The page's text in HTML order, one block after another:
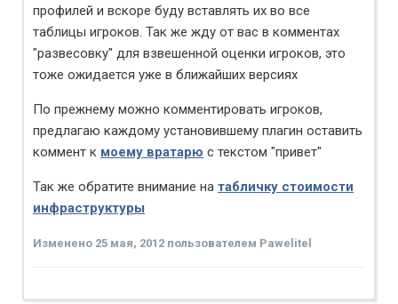
профилей и вскоре буду вставлять их во все
таблицы игроков. Так же жду от вас в комментах
"развесовку" для взвешенной оценки игроков, это
тоже ожидается уже в ближайших версиях
По прежнему можно комментировать игроков,
предлагаю каждому установившему плагин оставить
коммент к моему вратарю с текстом "привет"
Так же обратите внимание на табличку стоимости
инфраструктуры
Изменено 25 мая, 2012 пользователем Pawelitel